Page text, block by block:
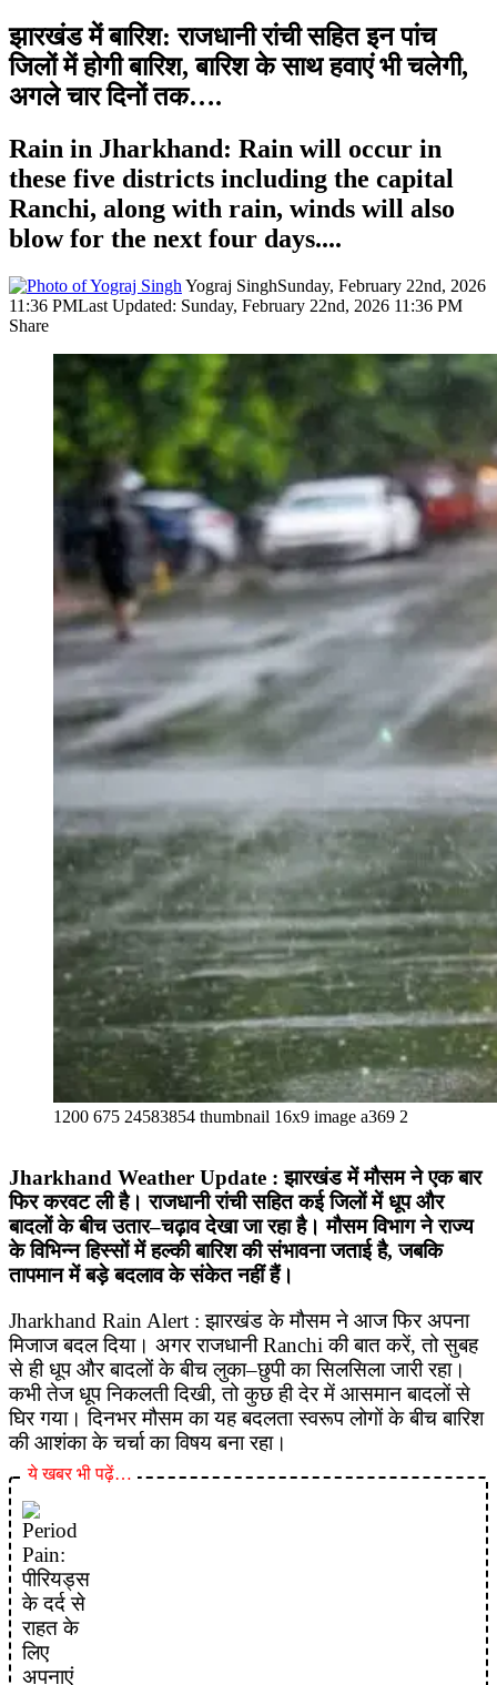
झारखंड में बारिश: राजधानी रांची सहित इन पांच
जिलों में होगी बारिश, बारिश के साथ हवाएं भी चलेगी,
अगले चार दिनों तक….
Rain in Jharkhand: Rain will occur in
these five districts including the capital
Ranchi, along with rain, winds will also
blow for the next four days....
Yograj SinghSunday, February 22nd, 2026
11:36 PMLast Updated: Sunday, February 22nd, 2026 11:36 PM
Share
1200 675 24583854 thumbnail 16x9 image a369 2
Jharkhand Weather Update : झारखंड में मौसम ने एक बार
फिर करवट ली है। राजधानी रांची सहित कई जिलों में धूप और
बादलों के बीच उतार–चढ़ाव देखा जा रहा है। मौसम विभाग ने राज्य
के विभिन्न हिस्सों में हल्की बारिश की संभावना जताई है, जबकि
तापमान में बड़े बदलाव के संकेत नहीं हैं।
Jharkhand Rain Alert : झारखंड के मौसम ने आज फिर अपना
मिजाज बदल दिया। अगर राजधानी Ranchi की बात करें, तो सुबह
से ही धूप और बादलों के बीच लुका–छुपी का सिलसिला जारी रहा।
कभी तेज धूप निकलती दिखी, तो कुछ ही देर में आसमान बादलों से
घिर गया। दिनभर मौसम का यह बदलता स्वरूप लोगों के बीच बारिश
की आशंका के चर्चा का विषय बना रहा।
ये खबर भी पढ़ें…